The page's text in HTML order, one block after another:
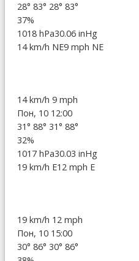
28° 83° 28° 83°
37%
1018 hPa30.06 inHg
14 km/h NE9 mph NE
14 km/h 9 mph
Пон, 10 12:00
31° 88° 31° 88°
32%
1017 hPa30.03 inHg
19 km/h E12 mph E
19 km/h 12 mph
Пон, 10 15:00
30° 86° 30° 86°